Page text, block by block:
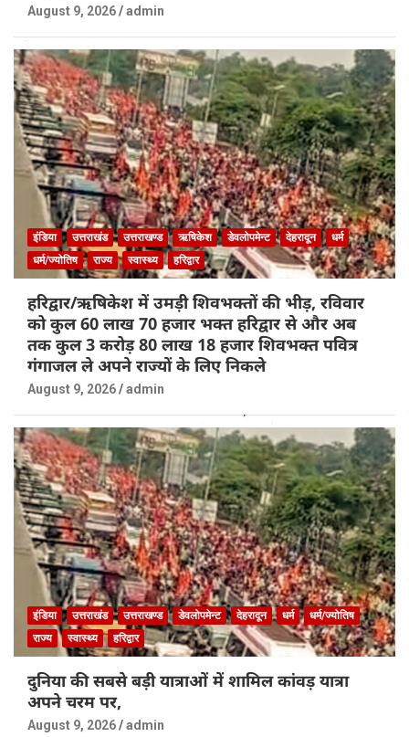
August 9, 2026 admin
इंडिया उत्तराखंड उत्तराखण्ड ऋषिकेश डेवलोपमेन्ट देहरादून
धर्म
धर्म/ज्योतिष
राज्य स्वास्थ्य हरिद्वार
हरिद्वार/ऋषिकेश में उमड़ी शिवभक्तों की भीड़, रविवार
को कुल 60 लाख 70 हजार भक्त हरिद्वार से और अब
तक कुल 3 करोड़ 80 लाख 18 हजार शिवभक्त पवित्र
गंगाजल ले अपने राज्यों के लिए निकले
August 9, 2026 admin
इंडिया उत्तराखंड उत्तराखण्ड डेवलोपमेन्ट देहरादून धर्म
धर्म/ज्योतिष
राज्य
स्वास्थ्य हरिद्वार
दुनिया की सबसे बड़ी यात्राओं में शामिल कांवड़ यात्रा
अपने चरम पर,
August 9, 2026 admin